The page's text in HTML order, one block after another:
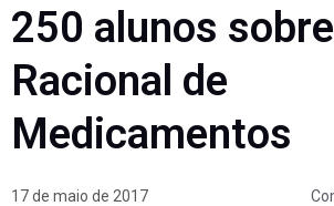
250 alunos
Racional de
Medicamentos
17 de maio de 2017